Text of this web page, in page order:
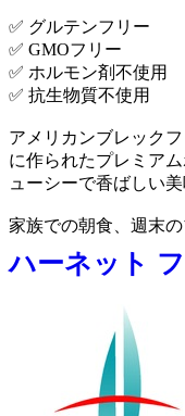
✅ グルテンフリー
✅ GMOフリー
✅ ホルモン剤不使用
✅ 抗生物質不使用
アメリカンブレック
に作られたプレミア
ューシーで香ばしい
家族での朝食、週末
ハーネット